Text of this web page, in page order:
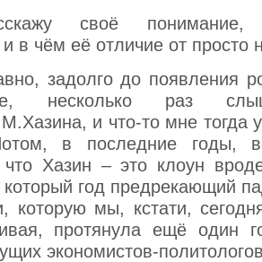
своё понимание,
в чём её отличие от просто
задолго до появления
несколько раз
и что-то мне тогда
в последние годы,
что Хазин – это клоун
который год предрекающий
которую мы, кстати,
протянула ещё один
экономистов-